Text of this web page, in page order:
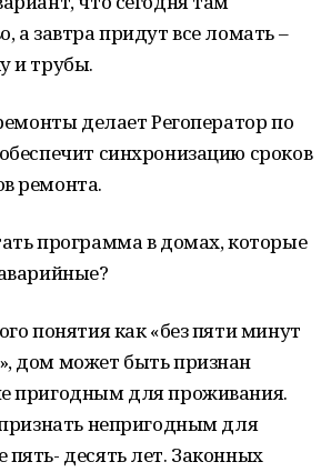
а завтра придут все ломать –
и трубы.
делает Регоператор по
синхронизацию сроков
ремонта.
программа в домах, которые
понятия как «без пяти минут
дом может быть признан
пригодным для проживания.
непригодным для
десять лет. Законных